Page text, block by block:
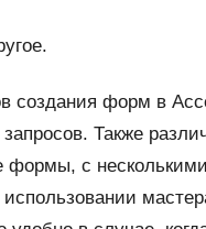
создания форм в
Также
формы, с